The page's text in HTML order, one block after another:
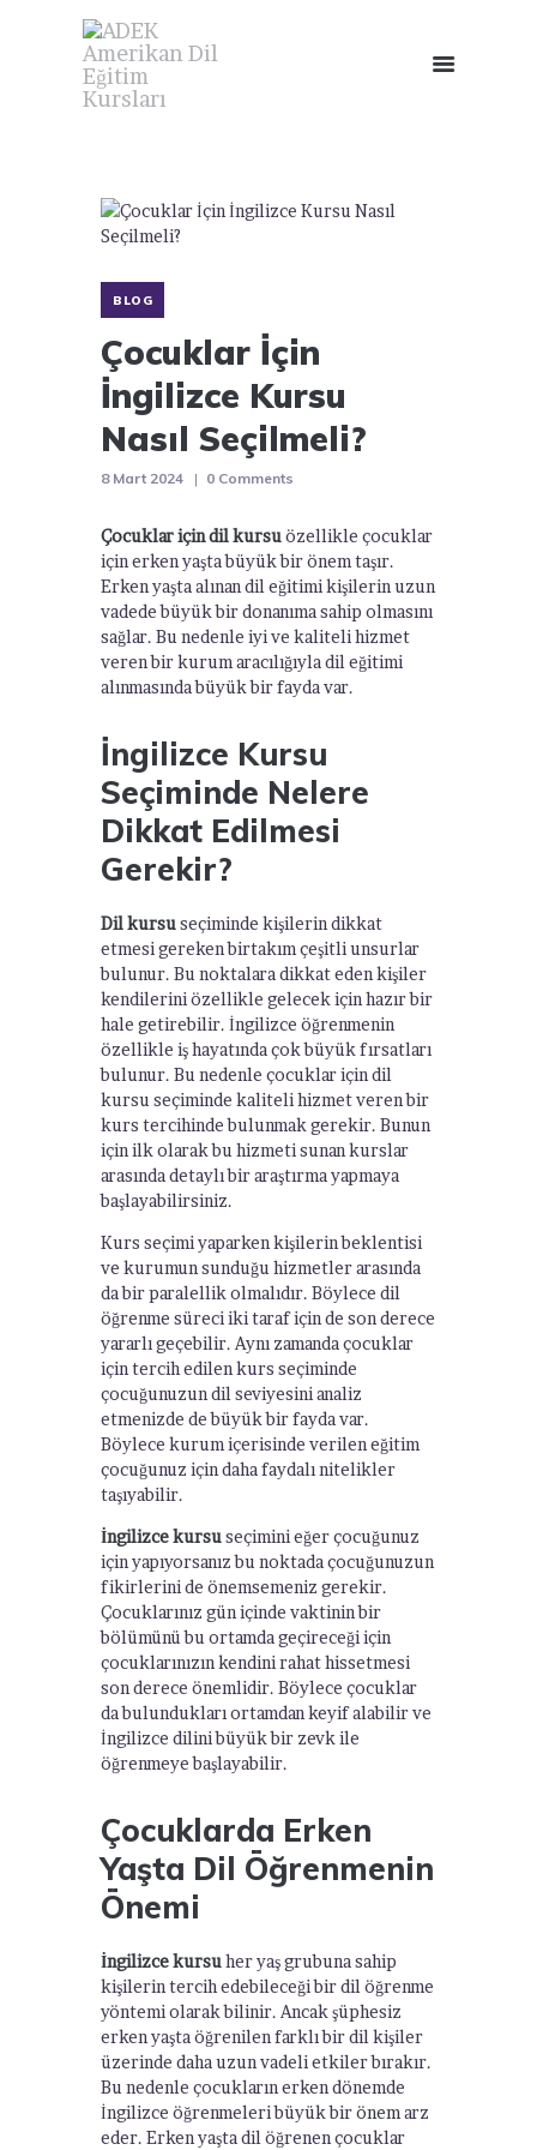
BLOG
Çocuklar İçin
İngilizce Kursu
Nasıl Seçilmeli?
8 Mart 2024 0 Comments
Çocuklar için dil kursuözellikle çocuklar
için erken yaşta büyük bir önem taşır.
Erken yaşta alınan dil eğitimi kişilerin uzun
vadede büyük bir donanıma sahip olmasını
sağlar. Bu nedenle iyi ve kaliteli hizmet
veren bir kurum aracılığıyla dil eğitimi
alınmasında büyük bir fayda var.
İngilizce Kursu
Seçiminde Nelere
Dikkat Edilmesi
Gerekir?
Dil kursuseçiminde kişilerin dikkat
etmesi gereken birtakım çeşitli unsurlar
bulunur. Bu noktalara dikkat eden kişiler
kendilerini özellikle gelecek için hazır bir
hale getirebilir. İngilizce öğrenmenin
özellikle iş hayatında çok büyük fırsatları
bulunur. Bu nedenle çocuklar için dil
kursu seçiminde kaliteli hizmet veren bir
kurs tercihinde bulunmak gerekir. Bunun
için ilk olarak bu hizmeti sunan kurslar
arasında detaylı bir araştırma yapmaya
başlayabilirsiniz.
Kurs seçimi yaparken kişilerin beklentisi
ve kurumun sunduğu hizmetler arasında
da bir paralellik olmalıdır. Böylece dil
öğrenme süreci iki taraf için de son derece
yararlı geçebilir. Aynı zamanda çocuklar
için tercih edilen kurs seçiminde
çocuğunuzun dil seviyesini analiz
etmenizde de büyük bir fayda var.
Böylece kurum içerisinde verilen eğitim
çocuğunuz için daha faydalı nitelikler
taşıyabilir.
İngilizce kursuseçimini eğer çocuğunuz
için yapıyorsanız bu noktada çocuğunuzun
fikirlerini de önemsemeniz gerekir.
Çocuklarınız gün içinde vaktinin bir
bölümünü bu ortamda geçireceği için
çocuklarınızın kendini rahat hissetmesi
son derece önemlidir. Böylece çocuklar
da bulundukları ortamdan keyif alabilir ve
İngilizce dilini büyük bir zevk ile
öğrenmeye başlayabilir.
Çocuklarda Erken
Yaşta Dil Öğrenmenin
Önemi
İngilizce kursuher yaş grubuna sahip
kişilerin tercih edebileceği bir dil öğrenme
yöntemi olarak bilinir. Ancak şüphesiz
erken yaşta öğrenilen farklı bir dil kişiler
üzerinde daha uzun vadeli etkiler bırakır.
Bu nedenle çocukların erken dönemde
İngilizce öğrenmeleri büyük birönem arz
eder. Erken yaşta dil öğrenen çocuklar